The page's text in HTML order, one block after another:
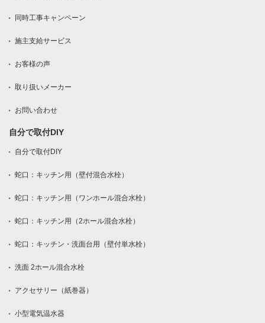
同時工事キャンペーン
施主支給サービス
お客様の声
取り扱いメーカー
お問い合わせ
自分で取付DIY
自分で取付DIY
蛇口：キッチン用（壁付混合水栓）
蛇口：キッチン用（ワンホール混合水栓）
蛇口：キッチン用（2ホール混合水栓）
蛇口：キッチン・洗面台用（壁付単水栓）
洗面 2ホール混合水栓
アクセサリー（紙巻器）
小型電気温水器